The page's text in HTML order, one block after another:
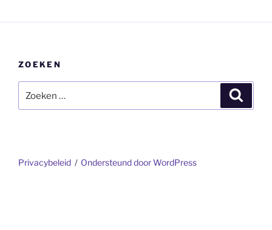
ZOEKEN
naar:
Privacybeleid Ondersteund door WordPress